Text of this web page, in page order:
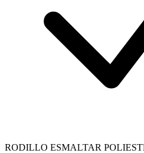
RODILLO ESMALTAR